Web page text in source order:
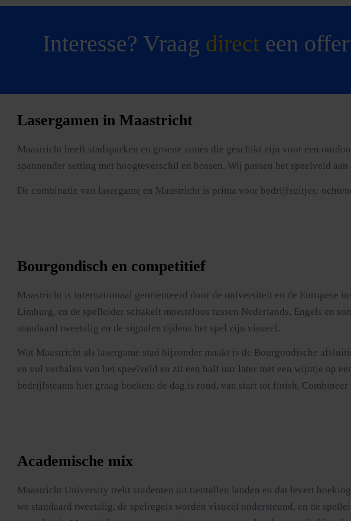
Interesse? Vraag direct een
Lasergamen in Maastricht
Maastricht heeft stadsparken en groene zones die geschikt zijn voor een
spannender setting met hoogteverschil en bossen. Wij passen het speelveld
De combinatie van lasergame en Maastricht is prima voor bedrijfsuitjes:
Bourgondisch en competitief
Maastricht is internationaal georienteerd door de universiteit en de Europese
Limburg, en de spelleider schakelt moeiteloos tussen Nederlands, Engels en
standaard tweetalig en de signalen tijdens het spel zijn visueel.
Wat Maastricht als lasergame stad bijzonder maakt is de Bourgondische
en vol verhalen van het speelveld en zit een half uur later met een wijntje op
bedrijfsteams hier graag boeken: de dag is rond, van start tot finish. Combineer
Academische mix
Maastricht University trekt studenten uit tientallen landen en dat levert
we standaard tweetalig, de spelregels worden visueel ondersteund, en de